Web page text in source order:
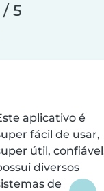
/ 5
aplicativo é
fácil de usar,
útil,
diversos
de